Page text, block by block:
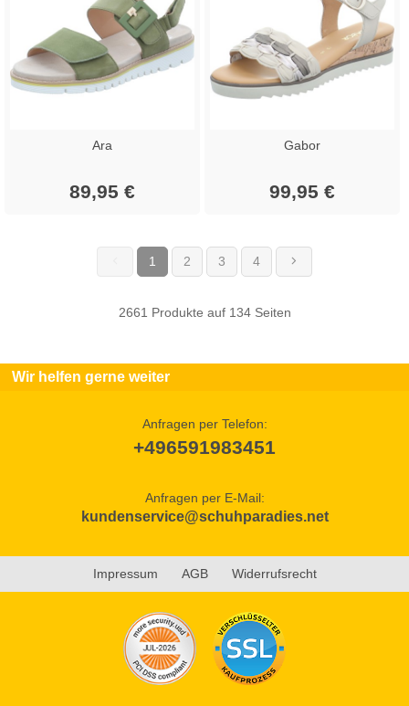
Ara
89,95 €
Gabor
99,95 €
1 (current)
2 3 4
2661 Produkte auf 134 Seiten
Wir helfen gerne weiter
Anfragen per Telefon:
+496591983451
Anfragen per E-Mail:
kundenservice@schuhparadies.net
Impressum AGB Widerrufsrecht